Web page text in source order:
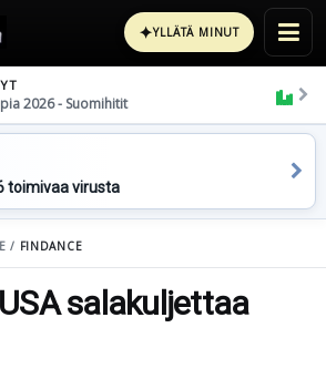
✦YLLÄTÄ MINUT
2026 - Suomihitit
toimivaa virusta
/ FINDANCE
salakuljettaa